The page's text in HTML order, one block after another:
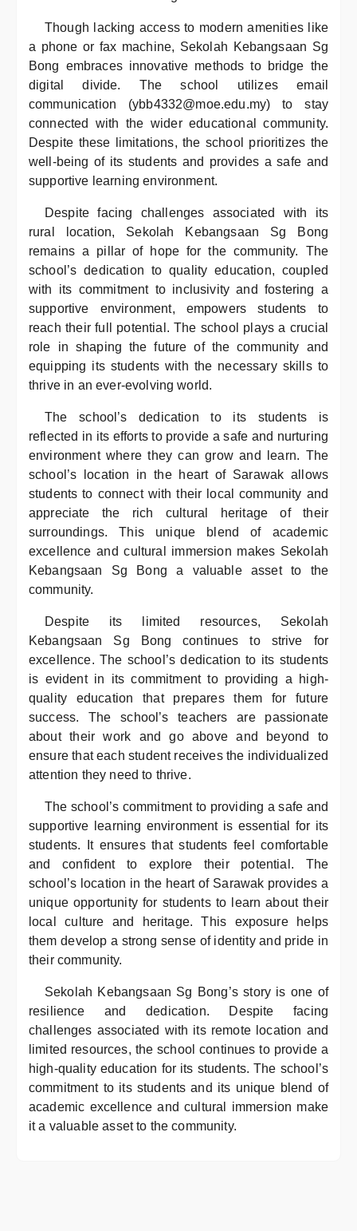
Though lacking access to modern amenities like
a phone or fax machine, Sekolah Kebangsaan Sg
Bong embraces innovative methods to bridge the
digital divide. The school utilizes email
communication (ybb4332@moe.edu.my) to stay
connected with the wider educational community.
Despite these limitations, the school prioritizes the
well-being of its students and provides a safe and
supportive learning environment.
Despite facing challenges associated with its
rural location, Sekolah Kebangsaan Sg Bong
remains a pillar of hope for the community. The
school’s dedication to quality education, coupled
with its commitment to inclusivity and fostering a
supportive environment, empowers students to
reach their full potential. The school plays a crucial
role in shaping the future of the community and
equipping its students with the necessary skills to
thrive in an ever-evolving world.
The school’s dedication to its students is
reflected in its efforts to provide a safe and nurturing
environment where they can grow and learn. The
school’s location in the heart of Sarawak allows
students to connect with their local community and
appreciate the rich cultural heritage of their
surroundings. This unique blend of academic
excellence and cultural immersion makes Sekolah
Kebangsaan Sg Bong a valuable asset to the
community.
Despite its limited resources, Sekolah
Kebangsaan Sg Bong continues to strive for
excellence. The school’s dedication to its students
is evident in its commitment to providing a high-
quality education that prepares them for future
success. The school’s teachers are passionate
about their work and go above and beyond to
ensure that each student receives the individualized
attention they need to thrive.
The school’s commitment to providing a safe and
supportive learning environment is essential for its
students. It ensures that students feel comfortable
and confident to explore their potential. The
school’s location in the heart of Sarawak provides a
unique opportunity for students to learn about their
local culture and heritage. This exposure helps
them develop a strong sense of identity and pride in
their community.
Sekolah Kebangsaan Sg Bong’s story is one of
resilience and dedication. Despite facing
challenges associated with its remote location and
limited resources, the school continues to provide a
high-quality education for its students. The school’s
commitment to its students and its unique blend of
academic excellence and cultural immersion make
it a valuable asset to the community.